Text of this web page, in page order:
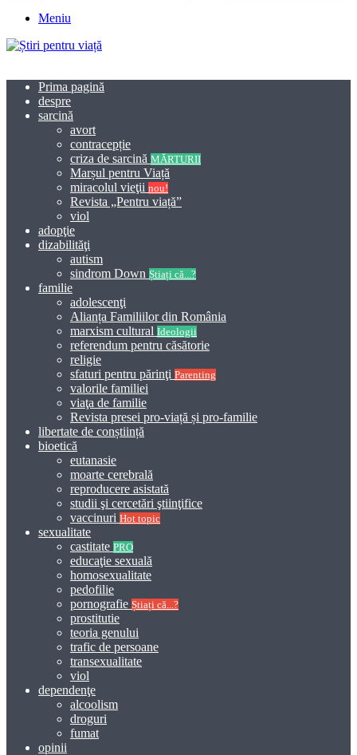
Meniu
Prima pagină
despre
sarcină
avort
contracepție
criza de sarcină MĂRTURII
Marșul pentru Viață
miracolul vieţii nou!
Revista „Pentru viață”
viol
adopţie
dizabilităţi
autism
sindrom Down Știați că...?
familie
adolescenţi
Alianța Familiilor din România
marxism cultural Ideologii
referendum pentru căsătorie
religie
sfaturi pentru părinţi Parenting
valorile familiei
viaţa de familie
Revista presei pro-viață și pro-familie
libertate de conștiință
bioetică
eutanasie
moarte cerebrală
reproducere asistată
studii şi cercetări ştiinţifice
vaccinuri Hot topic
sexualitate
castitate PRO
educaţie sexuală
homosexualitate
pedofilie
pornografie Știați că...?
prostitutie
teoria genului
trafic de persoane
transexualitate
viol
dependenţe
alcoolism
droguri
fumat
opinii